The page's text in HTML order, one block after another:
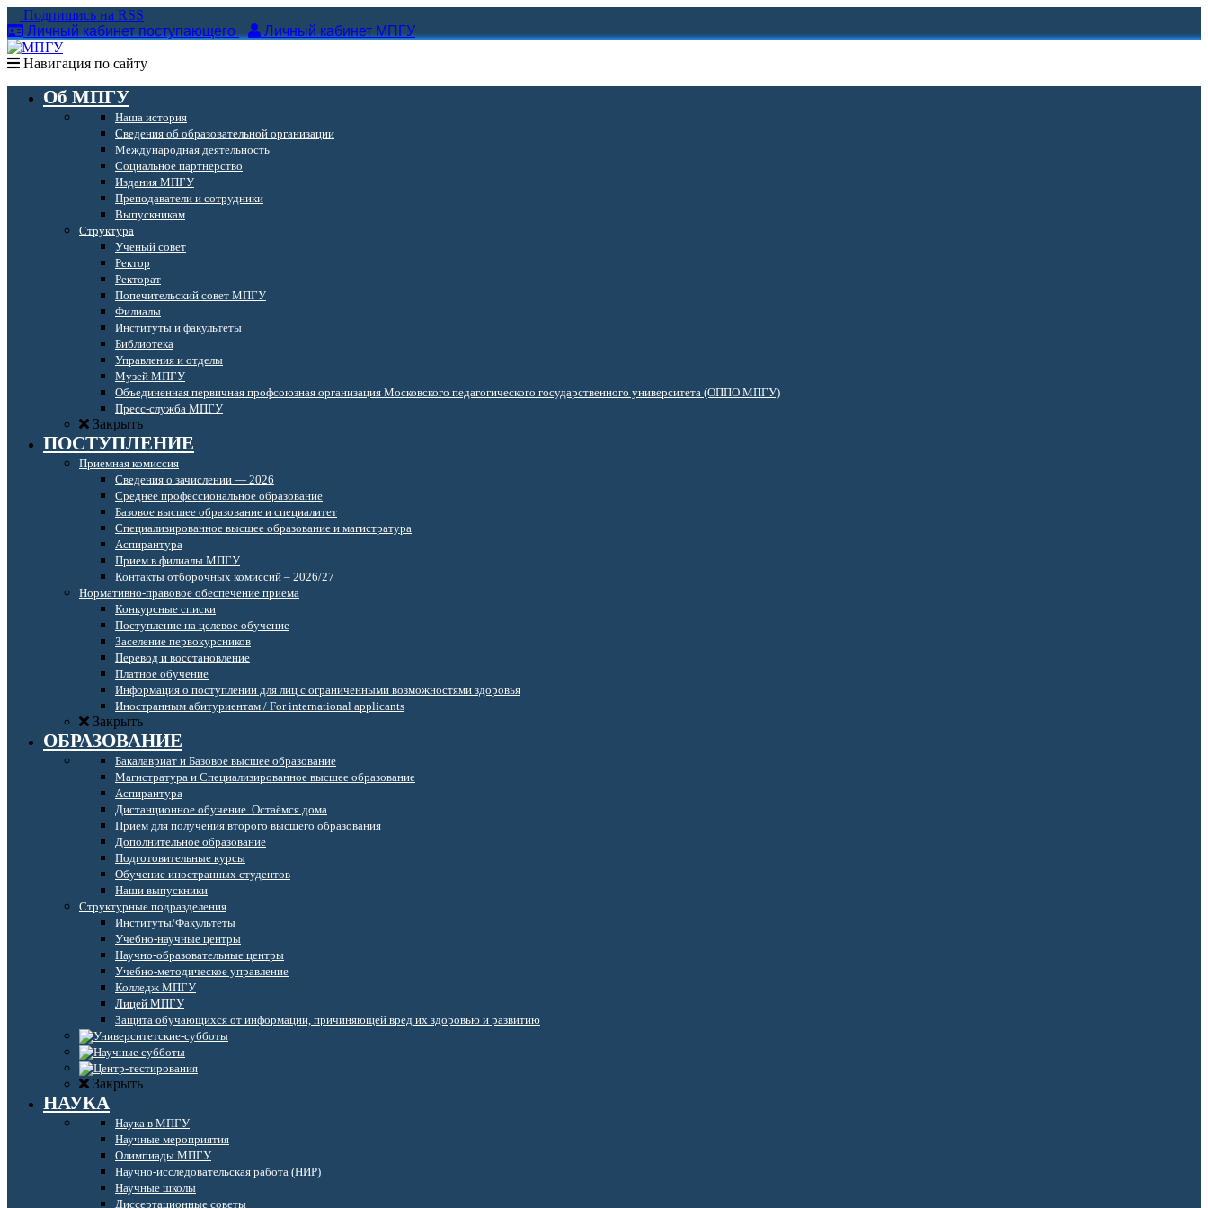
Подпишись на RSS
Личный кабинет поступающего
Личный кабинет МПГУ
Навигация по сайту
Об МПГУ
Наша история
Сведения об образовательной организации
Международная деятельность
Социальное партнерство
Издания МПГУ
Преподаватели и сотрудники
Выпускникам
Структура
Ученый совет
Ректор
Ректорат
Попечительский совет МПГУ
Филиалы
Институты и факультеты
Библиотека
Управления и отделы
Музей МПГУ
Объединенная первичная профсоюзная организация Московского педагогического государственного университета (ОППО МПГУ)
Пресс-служба МПГУ
Закрыть
ПОСТУПЛЕНИЕ
Приемная комиссия
Сведения о зачислении — 2026
Среднее профессиональное образование
Базовое высшее образование и специалитет
Специализированное высшее образование и магистратура
Аспирантура
Прием в филиалы МПГУ
Контакты отборочных комиссий – 2026/27
Нормативно-правовое обеспечение приема
Конкурсные списки
Поступление на целевое обучение
Заселение первокурсников
Перевод и восстановление
Платное обучение
Информация о поступлении для лиц с ограниченными возможностями здоровья
Иностранным абитуриентам / For international applicants
Закрыть
ОБРАЗОВАНИЕ
Бакалавриат и Базовое высшее образование
Магистратура и Специализированное высшее образование
Аспирантура
Дистанционное обучение. Остаёмся дома
Прием для получения второго высшего образования
Дополнительное образование
Подготовительные курсы
Обучение иностранных студентов
Наши выпускники
Структурные подразделения
Институты/Факультеты
Учебно-научные центры
Научно-образовательные центры
Учебно-методическое управление
Колледж МПГУ
Лицей МПГУ
Защита обучающихся от информации, причиняющей вред их здоровью и развитию
Закрыть
НАУКА
Наука в МПГУ
Научные мероприятия
Олимпиады МПГУ
Научно-исследовательская работа (НИР)
Научные школы
Диссертационные советы